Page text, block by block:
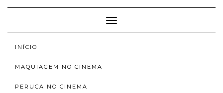
Toggle
Navigation
INÍCIO
MAQUIAGEM NO CINEMA
PERUCA NO CINEMA